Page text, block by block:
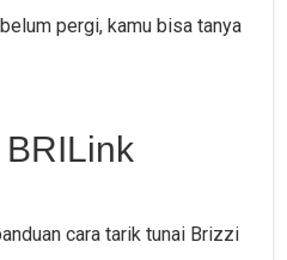
pergi, kamu bisa tanya
cara tarik tunai Brizzi